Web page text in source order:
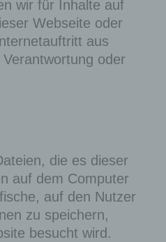
wir für Inhalte auf
Webseite oder
aus
oder
die es dieser
auf dem Computer
auf den Nutzer
zu speichern,
besucht wird.